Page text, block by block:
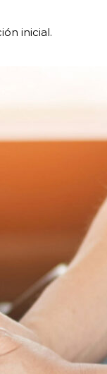
inicial.